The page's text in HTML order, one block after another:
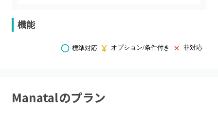
機能
標準対応 オプション/条件付き 非対応
Manatalのプラン